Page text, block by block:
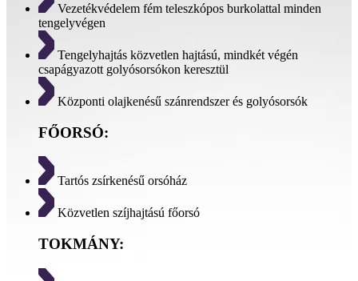
Vezetékvédelem fém teleszkópos burkolattal minden
tengelyvégen
Tengelyhajtás közvetlen hajtású, mindkét végén
csapágyazott golyósorsókon keresztül
Központi olajkenésű szánrendszer és golyósorsók
FŐORSÓ:
Tartós zsírkenésű orsóház
Közvetlen szíjhajtású főorsó
TOKMÁNY: